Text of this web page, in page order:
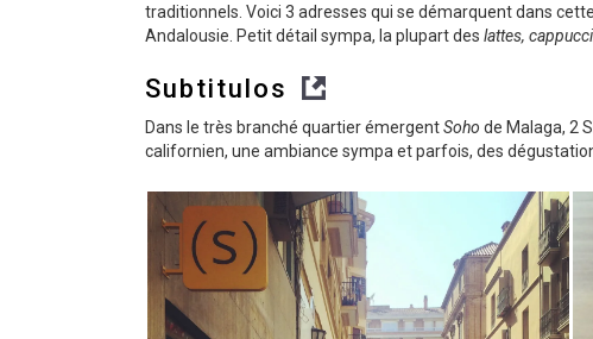
traditionnels. Voici 3 adresses qui se démarquent dans
Andalousie. Petit détail sympa, la plupart des lattes,
Subtitulos
Dans le très branché quartier émergentSoho de Malaga, 2
californien, une ambiance sympa et parfois, des